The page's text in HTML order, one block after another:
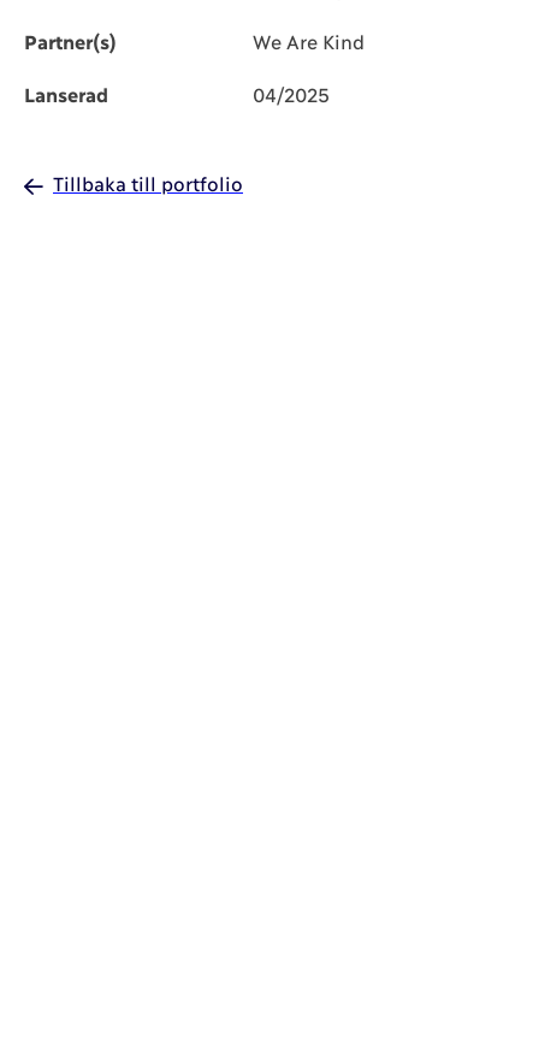
Partner(s) We Are Kind
Lanserad 04/2025
Tillbaka till portfolio